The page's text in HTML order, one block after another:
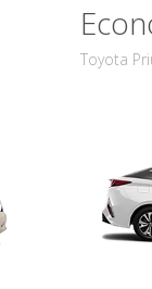
Toyota